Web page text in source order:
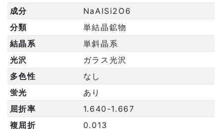
成分
NaAlSi2O6
分類
単結晶鉱物
結晶系
単斜晶系
光沢
ガラス光沢
多色性
なし
蛍光
あり
屈折率
1.640-1.667
複屈折
0.013